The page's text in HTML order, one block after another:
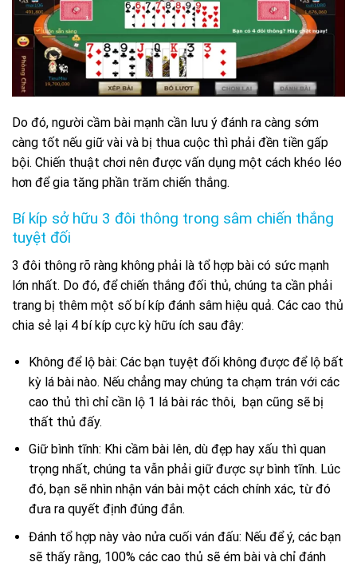
Do đó, người cầm bài mạnh cần lưu ý đánh ra càng sớm
càng tốt nếu giữ vài và bị thua cuộc thì phải đền tiền gấp
bội. Chiến thuật chơi nên được vấn dụng một cách khéo léo
hơn để gia tăng phần trăm chiến thắng.
Bí kíp sở hữu 3 đôi thông trong sâm chiến thắng
tuyệt đối
3 đôi thông rõ ràng không phải là tổ hợp bài có sức mạnh
lớn nhất. Do đó, để chiến thắng đối thủ, chúng ta cần phải
trang bị thêm một số bí kíp đánh sâm hiệu quả. Các cao thủ
chia sẻ lại 4 bí kíp cực kỳ hữu ích sau đây:
Không để lộ bài: Các bạn tuyệt đối không được để lộ bất
kỳ lá bài nào. Nếu chẳng may chúng ta chạm trán với các
cao thủ thì chỉ cần lộ 1 lá bài rác thôi, bạn cũng sẽ bị
thất thủ đấy.
Giữ bình tĩnh: Khi cầm bài lên, dù đẹp hay xấu thì quan
trọng nhất, chúng ta vẫn phải giữ được sự bình tĩnh. Lúc
đó, bạn sẽ nhìn nhận ván bài một cách chính xác, từ đó
đưa ra quyết định đúng đắn.
Đánh tổ hợp này vào nửa cuối ván đấu: Nếu để ý, các bạn
sẽ thấy rằng, 100% các cao thủ sẽ ém bài và chỉ đánh